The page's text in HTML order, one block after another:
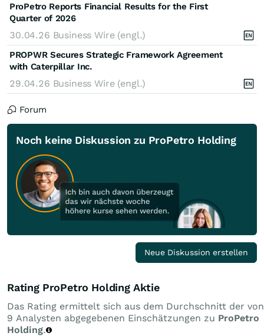
ProPetro Reports Financial Results for the First
Quarter of 2026
30.04.26 Business Wire (engl.)
PROPWR Secures Strategic Framework Agreement
with Caterpillar Inc.
29.04.26 Business Wire (engl.)
Forum
Noch keine Diskussion zu ProPetro Holding
Neue Diskussion erstellen
Rating ProPetro Holding Aktie
Das Rating ermittelt sich aus dem Durchschnitt der von
9 Analysten abgegebenen Einschätzungen zu ProPetro
Holding.